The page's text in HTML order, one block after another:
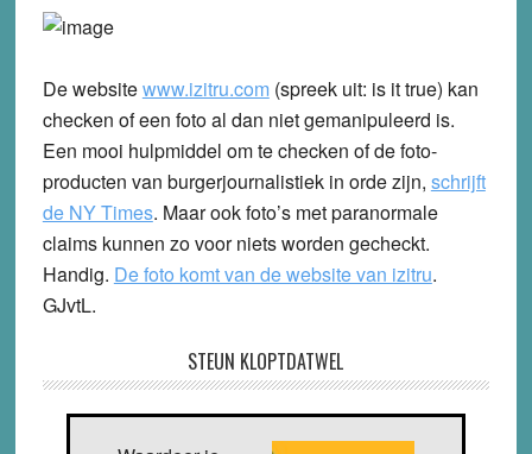
De websitewww.izitru.com(spreek uit: is it true) kan
checken of een foto al dan niet gemanipuleerd is.
Een mooi hulpmiddel om te checken of de foto-
producten van burgerjournalistiek in orde zijn, schrijft
de NY Times. Maar ook foto’s met paranormale
claims kunnen zo voor niets worden gecheckt.
Handig. De foto komt van de website van izitru.
GJvtL.
STEUN KLOPTDATWEL